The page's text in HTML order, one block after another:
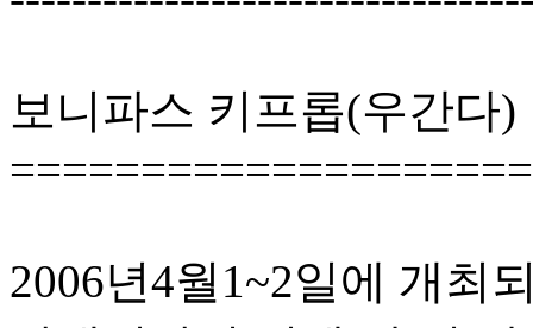
보니파스 키프롭(우간다)
2006년4월1~2일에 개최